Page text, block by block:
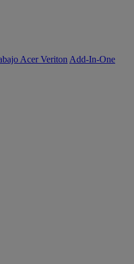
Acer Veriton Add-In-One